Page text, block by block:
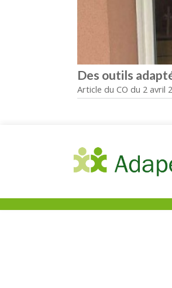
Des outils
Article du CO du 2 avril